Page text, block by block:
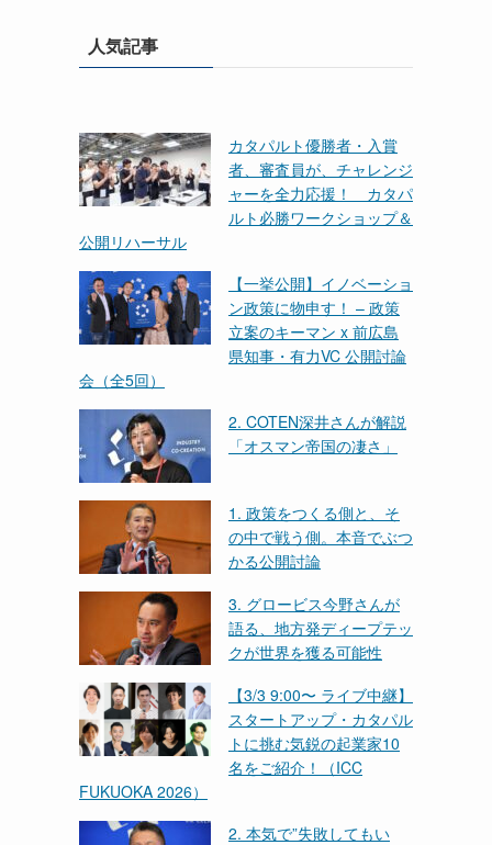
人気記事
カタパルト優勝者・入賞
者、審査員が、チャレンジ
ャーを全力応援！ カタパ
ルト必勝ワークショップ＆
公開リハーサル
【一挙公開】イノベーショ
ン政策に物申す！ – 政策
立案のキーマン x 前広島
県知事・有力VC 公開討論
会（全5回）
2. COTEN深井さんが解説
「オスマン帝国の凄さ」
1. 政策をつくる側と、そ
の中で戦う側。本音でぶつ
かる公開討論
3. グロービス今野さんが
語る、地方発ディープテッ
クが世界を獲る可能性
【3/3 9:00〜 ライブ中継】
スタートアップ・カタパル
トに挑む気鋭の起業家10
名をご紹介！（ICC
FUKUOKA 2026）
2. 本気で”失敗してもい